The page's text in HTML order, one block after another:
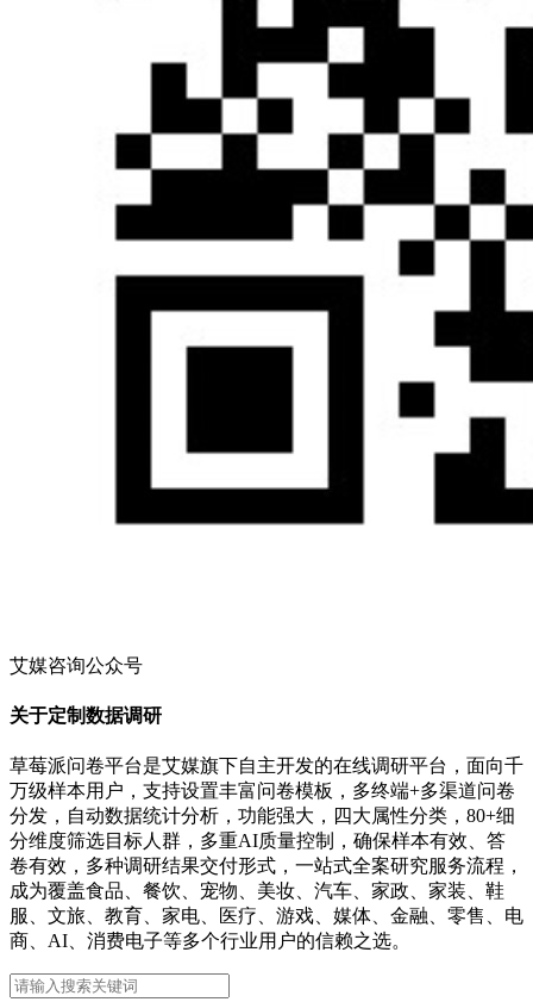
艾媒咨询公众号
关于定制数据调研
草莓派问卷平台是艾媒旗下自主开发的在线调研平台，面向千
万级样本用户，支持设置丰富问卷模板，多终端+多渠道问卷
分发，自动数据统计分析，功能强大，四大属性分类，80+细
分维度筛选目标人群，多重AI质量控制，确保样本有效、答
卷有效，多种调研结果交付形式，一站式全案研究服务流程，
成为覆盖食品、餐饮、宠物、美妆、汽车、家政、家装、鞋
服、文旅、教育、家电、医疗、游戏、媒体、金融、零售、电
商、AI、消费电子等多个行业用户的信赖之选。